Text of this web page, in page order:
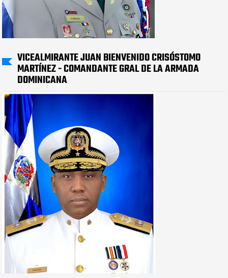
VICEALMIRANTE JUAN BIENVENIDO CRISÓSTOMO
MARTÍNEZ - COMANDANTE GRAL DE LA ARMADA
DOMINICANA